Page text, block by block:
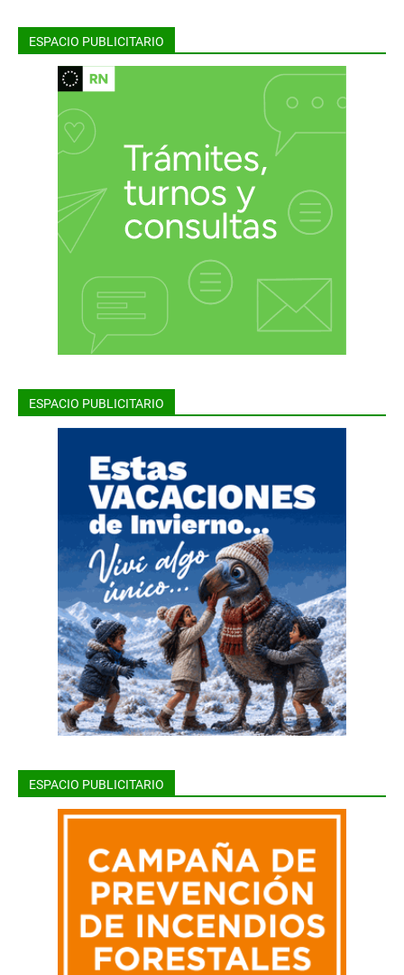
ESPACIO PUBLICITARIO
ESPACIO PUBLICITARIO
ESPACIO PUBLICITARIO